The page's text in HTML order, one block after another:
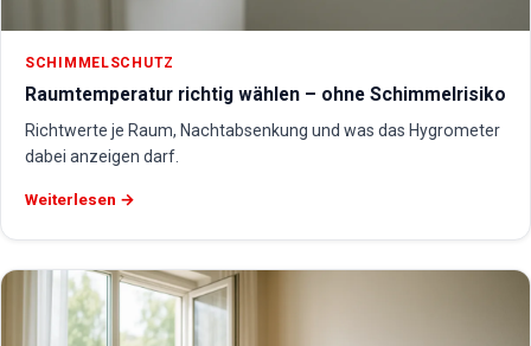
SCHIMMELSCHUTZ
Raumtemperatur richtig wählen – ohne Schimmelrisiko
Richtwerte je Raum, Nachtabsenkung und was das Hygrometer
dabei anzeigen darf.
Weiterlesen →